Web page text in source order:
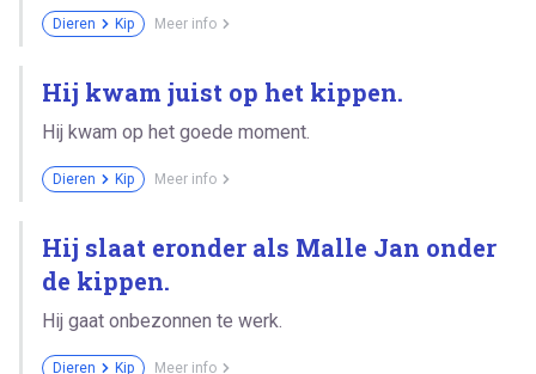
Dieren Kip Meer info
Hij kwam juist op het kippen.
Hij kwam op het goede moment.
Dieren Kip Meer info
Hij slaat eronder als Malle Jan onder
de kippen.
Hij gaat onbezonnen te werk.
Dieren Kip Meer info